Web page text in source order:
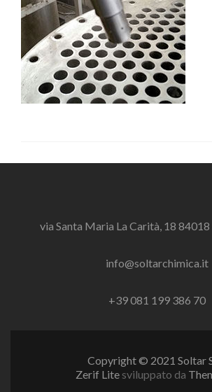
via Santa Maria La Carità, 18 84018
info@soltarchimica.it
+39 081 199 386 70
Copyright © 2021 Soltar
Zerif Lite sviluppato da